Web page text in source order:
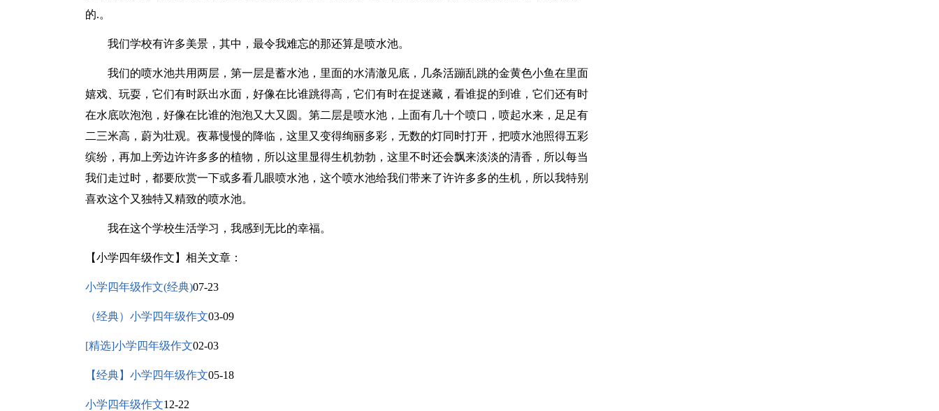
的.。
我们学校有许多美景，其中，最令我难忘的那还算是喷水池。
我们的喷水池共用两层，第一层是蓄水池，里面的水清澈见底，几条活蹦乱跳的金黄色小鱼在里面
嬉戏、玩耍，它们有时跃出水面，好像在比谁跳得高，它们有时在捉迷藏，看谁捉的到谁，它们还有时
在水底吹泡泡，好像在比谁的泡泡又大又圆。第二层是喷水池，上面有几十个喷口，喷起水来，足足有
二三米高，蔚为壮观。夜幕慢慢的降临，这里又变得绚丽多彩，无数的灯同时打开，把喷水池照得五彩
缤纷，再加上旁边许许多多的植物，所以这里显得生机勃勃，这里不时还会飘来淡淡的清香，所以每当
我们走过时，都要欣赏一下或多看几眼喷水池，这个喷水池给我们带来了许许多多的生机，所以我特别
喜欢这个又独特又精致的喷水池。
我在这个学校生活学习，我感到无比的幸福。
【小学四年级作文】相关文章：
小学四年级作文(经典)07-23
（经典）小学四年级作文03-09
[精选]小学四年级作文02-03
【经典】小学四年级作文05-18
小学四年级作文12-22